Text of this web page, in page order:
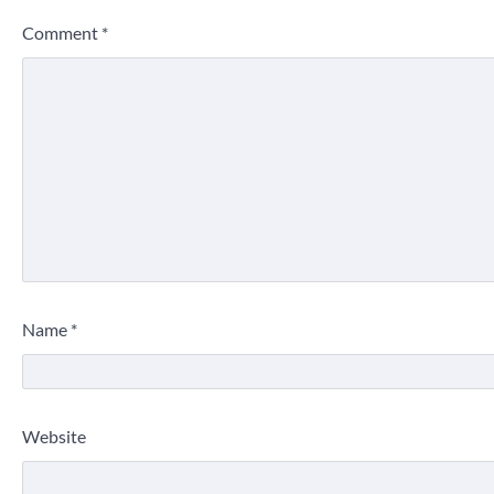
Comment *
Name *
Website